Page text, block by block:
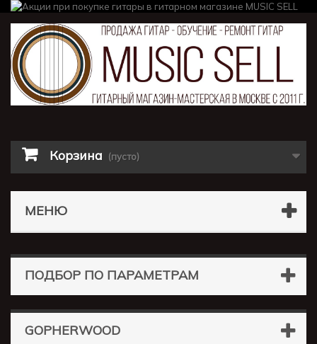
Корзина (пусто)
МЕНЮ
ПОДБОР ПО ПАРАМЕТРАМ
GOPHERWOOD